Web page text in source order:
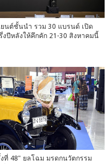
ยนต์ชั้นนำ รวม 30 แบรนด์ เปิด
ปีหลังให้คึกคัก 21-30 สิงหาคมนี้
ที่ 48" ยลโฉม มรดกนวัตกรรม